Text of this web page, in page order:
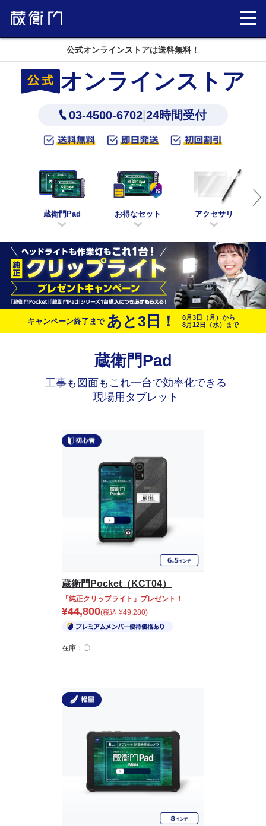
下取り利用で最大15,000円オフ
オンラインストア
03-4500-6702 |24時間受付
蔵衛門Pad お得なセット アクセサリ
キャンペーン終了まで あと3 日！
8月3日（月）から
8月12日（水）まで
蔵衛門Pad
工事も図面もこれ一台で効率化できる
現場用タブレット
蔵衛門Pocket（KCT04）
「純正クリップライト」プレゼント！
¥44,800(税込 ¥49,280)
在庫：〇